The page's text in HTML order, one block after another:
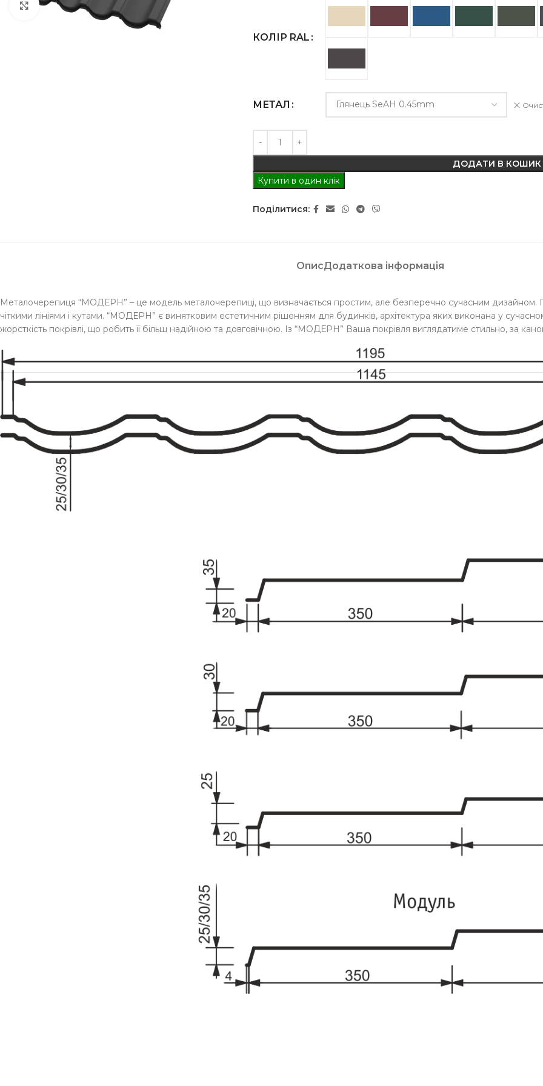
Клацніть, щоб збільшити
КОЛІР RAL
МЕТАЛ
ДОДАТИ В КОШИК
Купити в один клік
Поділитися:
ОписДодаткова інформація
Металочерепиця “МОДЕРН” – це модель металочерепиці, що визначається простим, але безперечно сучасним дизайном.
чіткими лініями і кутами. “МОДЕРН” є винятковим естетичним рішенням для будинків, архітектура яких виконана у
жорсткість покрівлі, що робить її більш надійною та довговічною. Із “МОДЕРН” Ваша покрівля виглядатиме стильно, за